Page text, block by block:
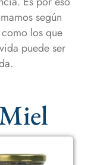
según
como los que
puede ser